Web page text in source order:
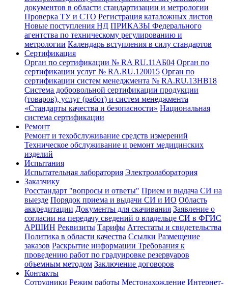
документов в области стандартизации и метрологии
Проверка ТУ и СТО Регистрация каталожных листов
Новые поступления НД ПРИКАЗЫ Федерального
агентства по техническому регулированию и
метрологии Календарь вступления в силу стандартов
Сертификация
Орган по сертификации № RA RU.11АБ04 Орган по
сертификации услуг № RA.RU.120015 Орган по
сертификации систем менеджмента № RA.RU.13HB18
Система добровольной сертификации продукции
(товаров), услуг (работ) и систем менеджмента
«Стандарты качества и безопасности» Национальная
система сертификации
Ремонт
Ремонт и техобслуживание средств измерений
Техническое обслуживание и ремонт медицинских
изделий
Испытания
Испытательная лаборатория Электролаборатория
Заказчику
Росстандарт "вопросы и ответы" Прием и выдача СИ на
выезде Порядок приема и выдачи СИ и ИО Область
аккредитации Документы для скачивания Заявление о
согласии на передачу сведений о владельце СИ в ФГИС
АРШИН Реквизиты Тарифы Аттестаты и свидетельства
Политика в области качества Ссылки Размещение
заказов Раскрытие информации Требования к
проведению работ по градуировке резервуаров
объемным методом Заключение договоров
Контакты
Сотрудники Режим работы Местонахождение Интернет-